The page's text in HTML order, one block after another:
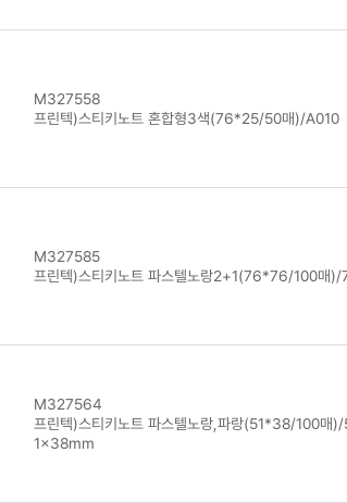
M327558
프린텍)스티키노트 혼합형3색(76*25/50매)/A010
M327585
프린텍)스티키노트 파스텔노랑2+1(76*76/100매
M327564
프린텍)스티키노트 파스텔노랑,파랑(51*38/100매
1x38mm